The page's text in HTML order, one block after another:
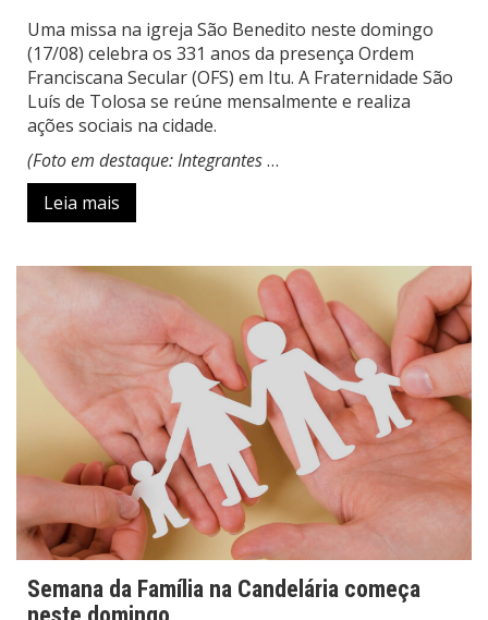
Uma missa na igreja São Benedito neste domingo
(17/08) celebra os 331 anos da presença Ordem
Franciscana Secular (OFS) em Itu. A Fraternidade São
Luís de Tolosa se reúne mensalmente e realiza
ações sociais na cidade.
(Foto em destaque: Integrantes…
Leia mais
Semana da Família na Candelária começa